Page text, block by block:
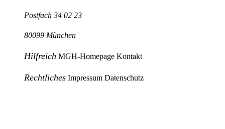
Postfach 34 02 23
80099 München
Hilfreich MGH-Homepage Kontakt
Rechtliches Impressum Datenschutz